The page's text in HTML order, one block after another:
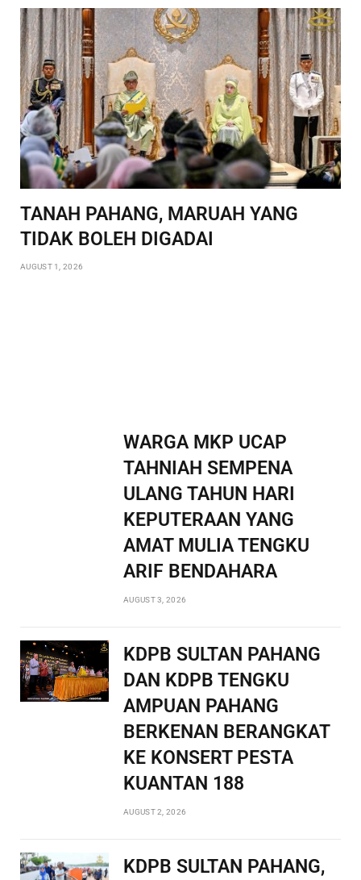
TANAH PAHANG, MARUAH YANG
TIDAK BOLEH DIGADAI
AUGUST 1, 2026
WARGA MKP UCAP
TAHNIAH SEMPENA
ULANG TAHUN HARI
KEPUTERAAN YANG
AMAT MULIA TENGKU
ARIF BENDAHARA
AUGUST 3, 2026
KDPB SULTAN PAHANG
DAN KDPB TENGKU
AMPUAN PAHANG
BERKENAN BERANGKAT
KE KONSERT PESTA
KUANTAN 188
AUGUST 2, 2026
KDPB SULTAN PAHANG,